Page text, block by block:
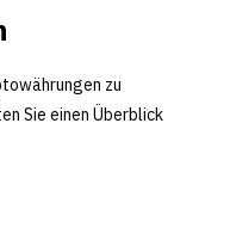
zu
Sie einen Überblick